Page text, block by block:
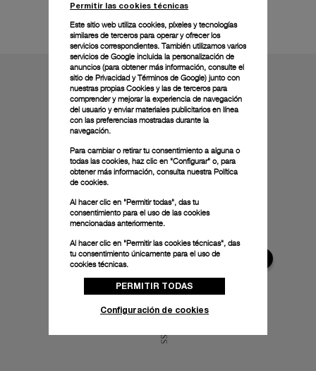
Detalles técnicos
Permitir las cookies técnicas
Este sitio web utiliza cookies, píxeles y tecnologías
similares de terceros para operar y ofrecer los
servicios correspondientes. También utilizamos varios
servicios de Google incluida la personalización de
anuncios (para obtener más información, consulte el
sitio de Privacidad y Términos de Google) junto con
nuestras propias Cookies y las de terceros para
comprender y mejorar la experiencia de navegación
del usuario y enviar materiales publicitarios en línea
con las preferencias mostradas durante la
navegación.
Para cambiar o retirar tu consentimiento a alguna o
todas las cookies, haz clic en "Configurar" o, para
obtener más información, consulta nuestra Política
de cookies.
Al hacer clic en "Permitir todas", das tu
consentimiento para el uso de las cookies
mencionadas anteriormente.
Al hacer clic en "Permitir las cookies técnicas", das
tu consentimiento únicamente para el uso de
cookies técnicas.
PERMITIR TODAS
Configuración de cookies